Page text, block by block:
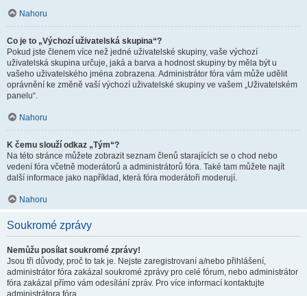
Nahoru
Co je to „Výchozí uživatelská skupina“?
Pokud jste členem více než jedné uživatelské skupiny, vaše výchozí
uživatelská skupina určuje, jaká a barva a hodnost skupiny by měla být u
vašeho uživatelského jména zobrazena. Administrátor fóra vám může udělit
oprávnění ke změně vaší výchozí uživatelské skupiny ve vašem „Uživatelském
panelu“.
Nahoru
K čemu slouží odkaz „Tým“?
Na této stránce můžete zobrazit seznam členů starajících se o chod nebo
vedení fóra včetně moderátorů a administrátorů fóra. Také tam můžete najít
další informace jako například, která fóra moderátoři moderují.
Nahoru
Soukromé zprávy
Nemůžu posílat soukromé zprávy!
Jsou tři důvody, proč to tak je. Nejste zaregistrovaní a/nebo přihlášení,
administrátor fóra zakázal soukromé zprávy pro celé fórum, nebo administrátor
fóra zakázal přímo vám odesílání zpráv. Pro více informací kontaktujte
administrátora fóra.